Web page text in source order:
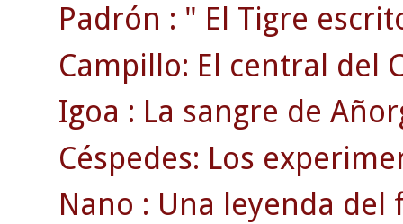
Padrón : " El Tigre
Campillo: El central del
Igoa : La sangre de
Céspedes: Los
Nano : Una leyenda